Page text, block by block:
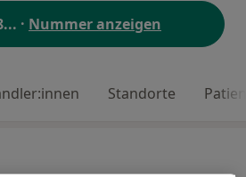
... · Nummer anzeigen
Standorte